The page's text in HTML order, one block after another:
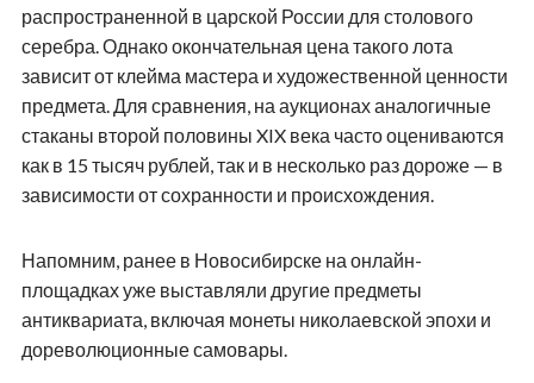
распространенной в царской России для столового
серебра. Однако окончательная цена такого лота
зависит от клейма мастера и художественной ценности
предмета. Для сравнения, на аукционах аналогичные
стаканы второй половины XIX века часто оцениваются
как в 15 тысяч рублей, так и в несколько раз дороже — в
зависимости от сохранности и происхождения.
Напомним, ранее в Новосибирске на онлайн-
площадках уже выставляли другие предметы
антиквариата, включая монеты николаевской эпохи и
дореволюционные самовары.